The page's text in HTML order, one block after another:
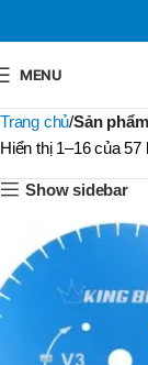
MENU
Trang chủ Sản
Hiển thị 1–16 của 57
Show sidebar